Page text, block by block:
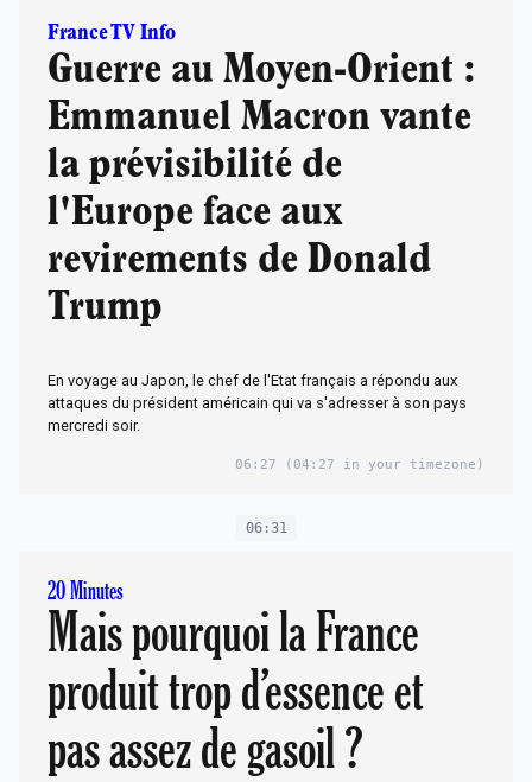
France TV Info
Guerre au Moyen-Orient :
Emmanuel Macron vante
la prévisibilité de
l'Europe face aux
revirements de Donald
Trump
En voyage au Japon, le chef de l'Etat français a répondu aux
attaques du président américain qui va s'adresser à son pays
mercredi soir.
06:27 (04:27 in your timezone)
06:31
20 Minutes
Mais pourquoi la France
produit trop d’essence et
pas assez de gasoil ?